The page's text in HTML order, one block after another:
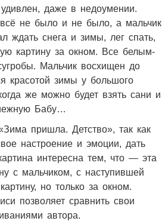
даже в недоумении.
всё не было и не было, а мальчик
ждать снега и зимы, лег спать,
картину за окном. Все белым-
Мальчик восхищен до
красотой зимы у большого
же можно будет взять сани и
Бабу…
пришла. Детство», так как
настроение и эмоции, дать
интересна тем, что — эта
с мальчиком, с наступившей
но только за окном.
позволяет сравнить свои
автора.